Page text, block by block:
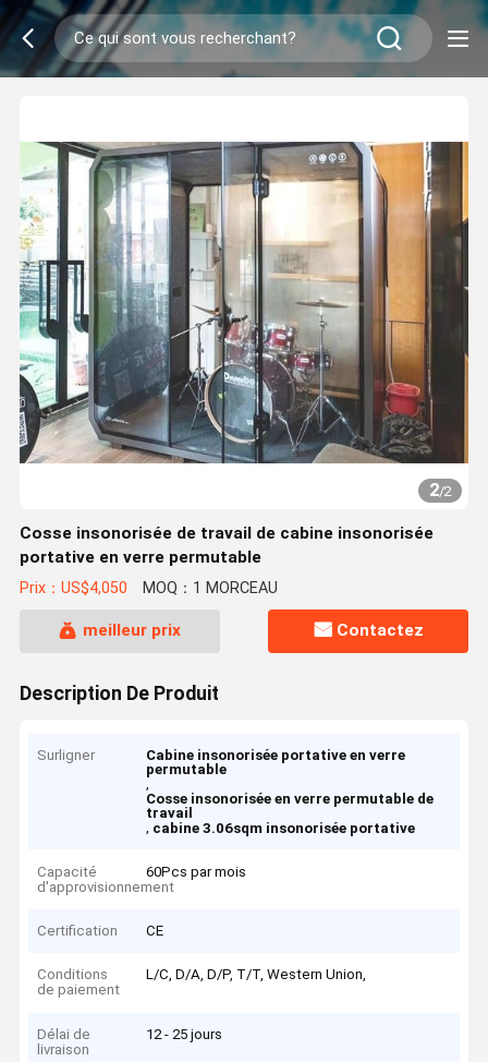
2/2
Cosse insonorisée de travail de cabine insonorisée
portative en verre permutable
Prix：US$4,050 MOQ：1 MORCEAU
meilleur prix Contactez
Description De Produit
Surligner
Cabine insonorisée portative en verre
permutable
,
Cosse insonorisée en verre permutable de
travail
, cabine 3.06sqm insonorisée portative
Capacité
d'approvisionnement
60Pcs par mois
Certification CE
Conditions
de paiement
L/C, D/A, D/P, T/T, Western Union,
Délai de
livraison
12 - 25 jours